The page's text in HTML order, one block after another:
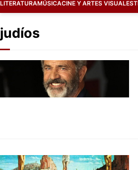
LITERATURAMÚSICACINE Y ARTES VISUALES
judíos